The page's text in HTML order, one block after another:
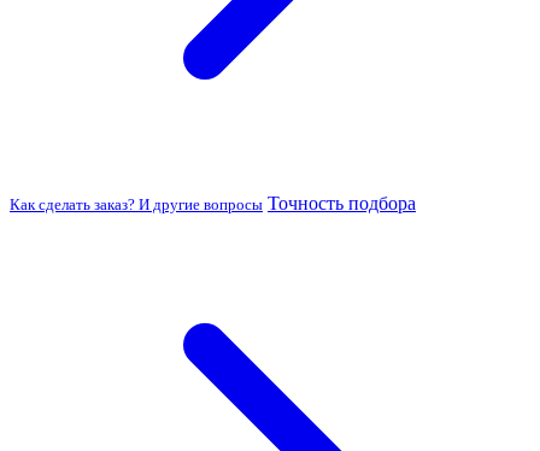
Как сделать заказ? И другие вопросы Точность подбора